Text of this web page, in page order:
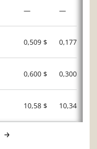
— —
0,509 $ 0,177 $
0,600 $ 0,300 $
10,58 $ 10,34 $